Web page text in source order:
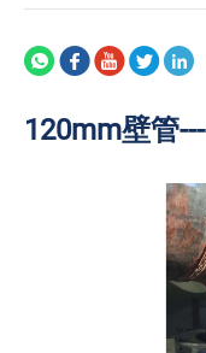
120mm壁管